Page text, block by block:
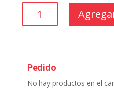
ESPAÑOLA
Pedido
No hay productos en el